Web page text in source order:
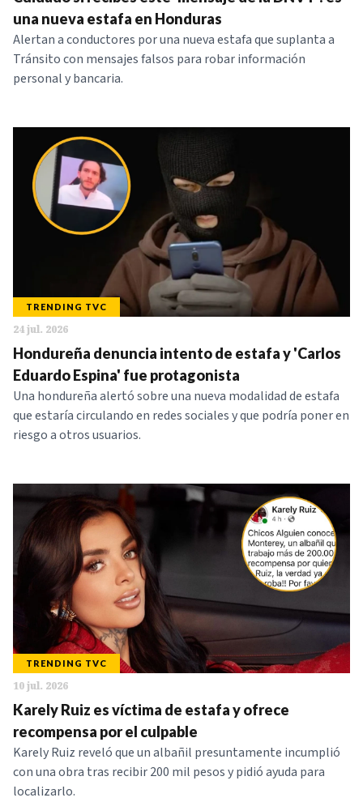
NOTICIAS
SERIES
una nueva estafa en Honduras
Alertan a conductores por una nueva estafa que suplanta a
Tránsito con mensajes falsos para robar información
personal y bancaria.
TRENDING TVC
24 jul. 2026
Hondureña denuncia intento de estafa y 'Carlos
Eduardo Espina' fue protagonista
Una hondureña alertó sobre una nueva modalidad de estafa
que estaría circulando en redes sociales y que podría poner en
riesgo a otros usuarios.
TRENDING TVC
10 jul. 2026
Karely Ruiz es víctima de estafa y ofrece
recompensa por el culpable
Karely Ruiz reveló que un albañil presuntamente incumplió
con una obra tras recibir 200 mil pesos y pidió ayuda para
localizarlo.